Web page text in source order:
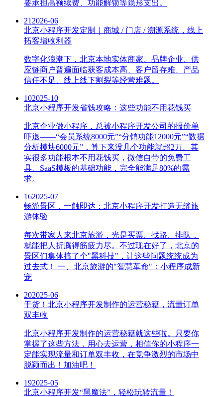
要承担高额续费、功能解锁等隐形支出。
21 2026-06
北京小程序开发定制｜商城 / 门店 / 溯源系统，线上
拓客增收利器
数字化浪潮下，北京本地实体商家、品牌企业、供
应链商户普遍面临获客成本高、客户留存难、产品
信任不足、线上线下割裂等经营难题。
102025-10
北京小程序开发省钱攻略：这些功能不用花钱买
北京企业做小程序，总被小程序开发公司的报价单
吓退——“会员系统8000元”“分销功能12000元”“数据
分析模块6000元”，算下来没几个功能就超2万。其
实很多功能根本不用花钱买，微信自带的免费工
具、SaaS模板的基础功能，完全能满足80%的需
求。
162025-07
畅游景区，一触即达：北京小程序开发打造无缝旅
游体验
每次带家人来北京旅游，光是买票、找路、排队，
就能把人折腾得筋疲力尽。不过现在好了，北京的
景区们集体搞了个"黑科技"，让这些问题统统成为
过去式！ 一、北京旅游的"智慧革命"：小程序成新
宠
202025-06
干货！北京小程序开发制作的运营秘籍，流量订单
双丰收
北京小程序开发制作的运营秘籍就这些啦。只要你
掌握了这些方法，用心去运营，相信你的小程序一
定能实现流量和订单双丰收，在竞争激烈的市场中
脱颖而出！加油吧！
192025-05
北京小程序开发“黑魔法”，轻松玩转流量！